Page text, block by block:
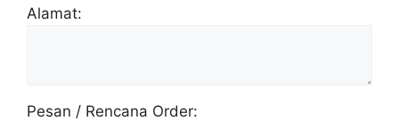
Alamat:
Pesan / Rencana Order: